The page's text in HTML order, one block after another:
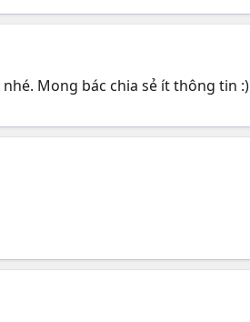
Mong bác chia sẻ ít thông tin :)